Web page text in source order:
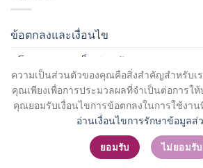
ความเป็นส่วนตัวของคุณคือสิ่งสำคัญสำหรับเร
คุณเพียงเพื่อการประมวลผลที่จำเป็นต่อการใ
คุณยอมรับเงื่อนไขการข้อตกลงในการใช้งาน
อ่านเงื่อนไขการรักษาข้อมูลส่
ยอมรับ ไม่ยอมรับ
ข้อตกลงและเงื่อนไข
นโยบายความเป็นส่วนตัว
สมัครสมาชิก / เข้าสู่ระบ
Copyright 2026 ©Flatsome